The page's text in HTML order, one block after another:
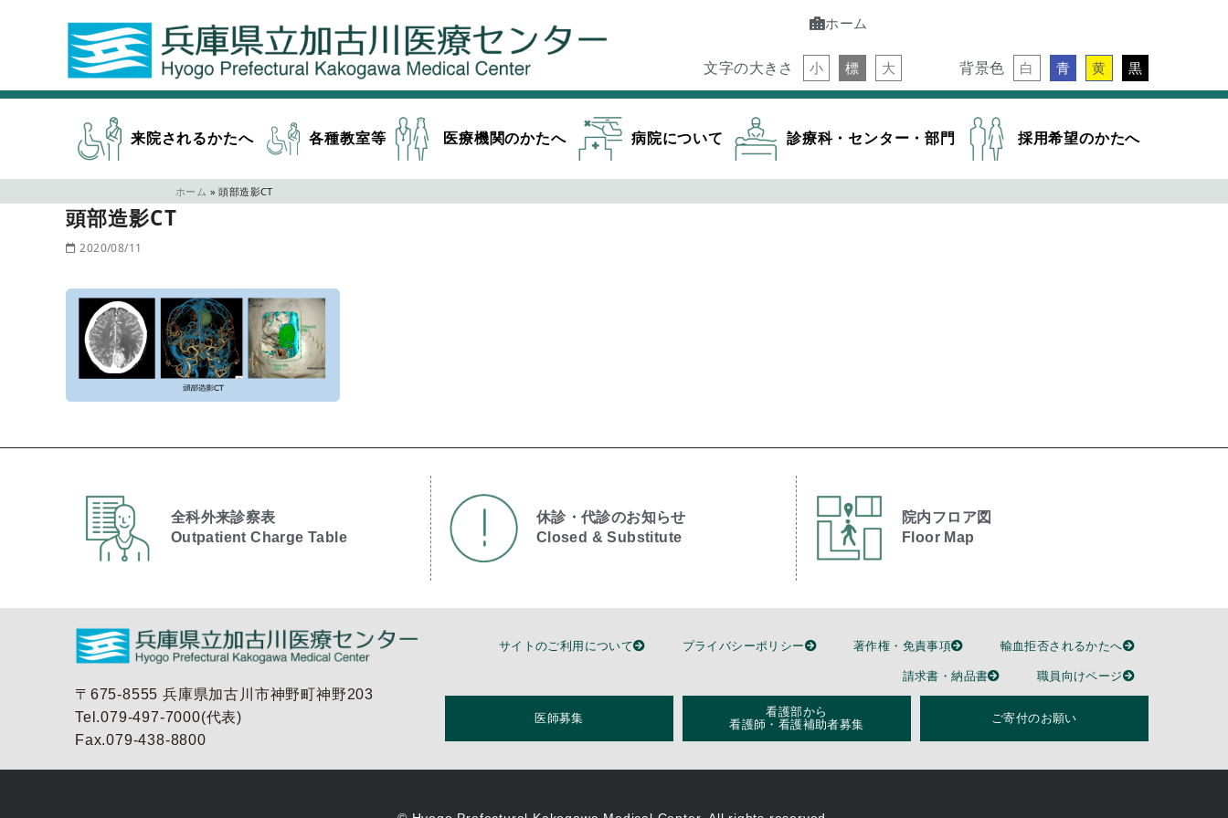
ホーム
文字の大きさ 小 標 大 背景色 白 青 黄 黒
来院されるかたへ 各種教室等 医療機関のかたへ 病院について 診療科・センター・部門 採用希望のかたへ
ホーム » 頭部造影CT
頭部造影CT
2020/08/11
全科外来診察表
Outpatient Charge Table​
休診・代診のお知らせ
Closed & Substitute​
院内フロア図
Floor Map
〒675-8555 兵庫県加古川市神野町神野203
Tel.079-497-7000(代表)
Fax.079-438-8800
サイトのご利用について プライバシーポリシー 著作権・免責事項 輸血拒否されるかたへ
請求書・納品書 職員向けページ
医師募集
看護部から
看護師・看護補助者募集
ご寄付のお願い